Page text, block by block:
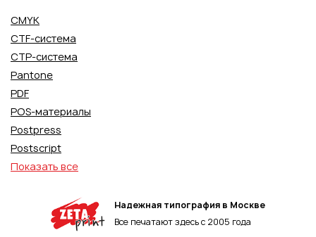
CMYK
CTF-система
CTP-система
Pantone
PDF
POS-материалы
Postpress
Postscript
Показать все
Надежная типография в Москве
Все печатают здесь с 2005 года